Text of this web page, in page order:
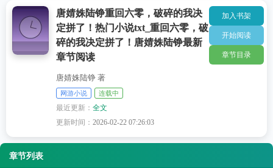
唐婧姝陆铮重回六零，破碎的我决
定拼了！热门小说txt_重回六零，破
碎的我决定拼了！唐婧姝陆铮最新
章节阅读
唐婧姝陆铮 著
网游小说 连载中
最近更新：全文
更新时间：2026-02-22 07:26:03
加入书架
开始阅读
章节目录
章节列表